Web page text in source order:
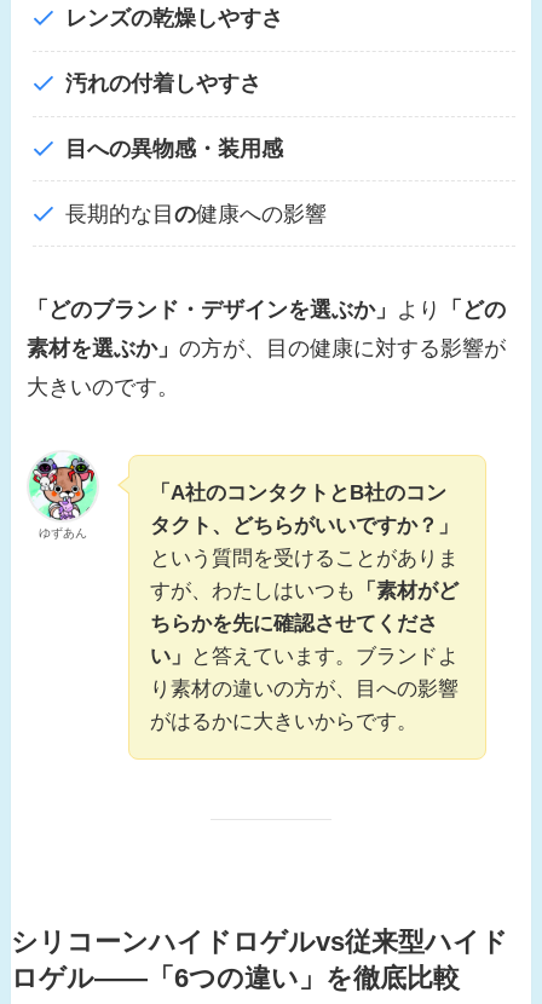
レンズの乾燥しやすさ
汚れの付着しやすさ
目への異物感・装用感
長期的な目の健康への影響
「どのブランド・デザインを選ぶか」 より
「どの
素材を選ぶか」の方が、目の健康に対する影響が
大きいのです。
ゆずあん
「A社のコンタクトとB社のコン
タクト、どちらがいいですか？」
という質問を受けることがありま
すが、わたしはいつも
「素材がど
ちらかを先に確認させてくださ
い」
と答えています。ブランドよ
り素材の違いの方が、目への影響
がはるかに大きいからです。
シリコーンハイドロゲルvs従来型ハイド
ロゲル——「6つの違い」を徹底比較